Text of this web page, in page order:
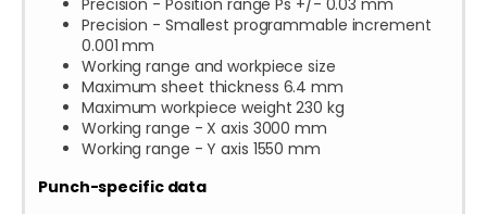
Precision - Position range Ps +/- 0.03 mm
Precision - Smallest programmable increment
0.001 mm
Working range and workpiece size
Maximum sheet thickness 6.4 mm
Maximum workpiece weight 230 kg
Working range - X axis 3000 mm
Working range - Y axis 1550 mm
Punch-specific data